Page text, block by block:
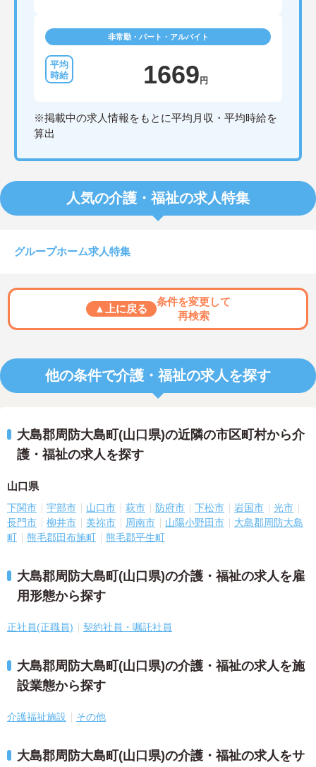
非常勤・パート・アルバイト
1669 円
※掲載中の求人情報をもとに平均月収・平均時給を
算出
人気の介護・福祉の求人特集
グループホーム求人特集
▲上に戻る
条件を変更して
再検索
他の条件で介護・福祉の求人を探す
大島郡周防大島町(山口県)の近隣の市区町村から介
護・福祉の求人を探す
山口県
下関市 宇部市 山口市 萩市 防府市 下松市 岩国市
光市
長門市
柳井市 美祢市 周南市 山陽小野田市
大島郡周防大島
町
熊毛郡田布施町 熊毛郡平生町
大島郡周防大島町(山口県)の介護・福祉の求人を雇
用形態から探す
正社員(正職員) 契約社員・嘱託社員
大島郡周防大島町(山口県)の介護・福祉の求人を施
設業態から探す
介護福祉施設 その他
大島郡周防大島町(山口県)の介護・福祉の求人をサ